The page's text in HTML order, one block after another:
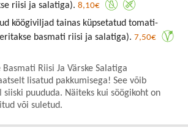
riisi ja salatiga). 8,10€
köögiviljad tainas küpsetatud tomati-
basmati riisi ja salatiga). 7,50€
Riisi Ja Värske Salatiga
lisatud pakkumisega! See võib
puududa. Näiteks kui söögikoht on
või suletud.